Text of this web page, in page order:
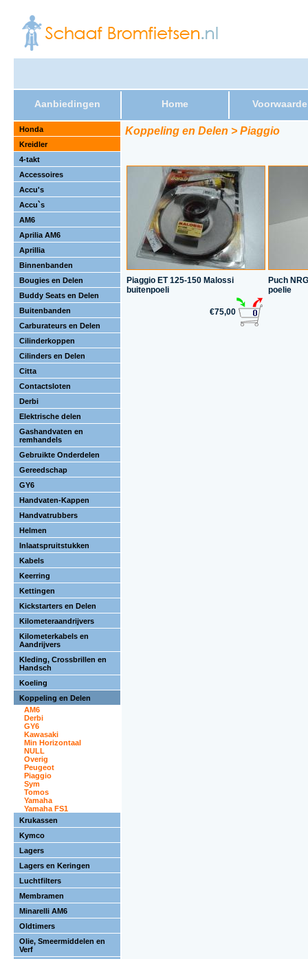
Aanbiedingen Home
Honda
Kreidler
4-takt
Accessoires
Accu's
Accu`s
AM6
Aprilia AM6
Aprillia
Binnenbanden
Bougies en Delen
Buddy Seats en Delen
Buitenbanden
Carburateurs en Delen
Cilinderkoppen
Cilinders en Delen
Citta
Contactsloten
Derbi
Elektrische delen
Gashandvaten en
remhandels
Gebruikte Onderdelen
Gereedschap
GY6
Handvaten-Kappen
Handvatrubbers
Helmen
Inlaatspruitstukken
Kabels
Keerring
Kettingen
Kickstarters en Delen
Kilometeraandrijvers
Kilometerkabels en
Aandrijvers
Kleding, Crossbrillen en
Handsch
Koeling
Koppeling en Delen
AM6
Derbi
GY6
Kawasaki
Min Horizontaal
NULL
Overig
Peugeot
Piaggio
Sym
Tomos
Yamaha
Yamaha FS1
Krukassen
Kymco
Lagers
Lagers en Keringen
Luchtfilters
Membramen
Minarelli AM6
Oldtimers
Olie, Smeermiddelen en
Verf
Koppeling en Delen > Piaggio
Piaggio ET 125-150 Malossi
buitenpoeli
Puch
poelie
€75,00